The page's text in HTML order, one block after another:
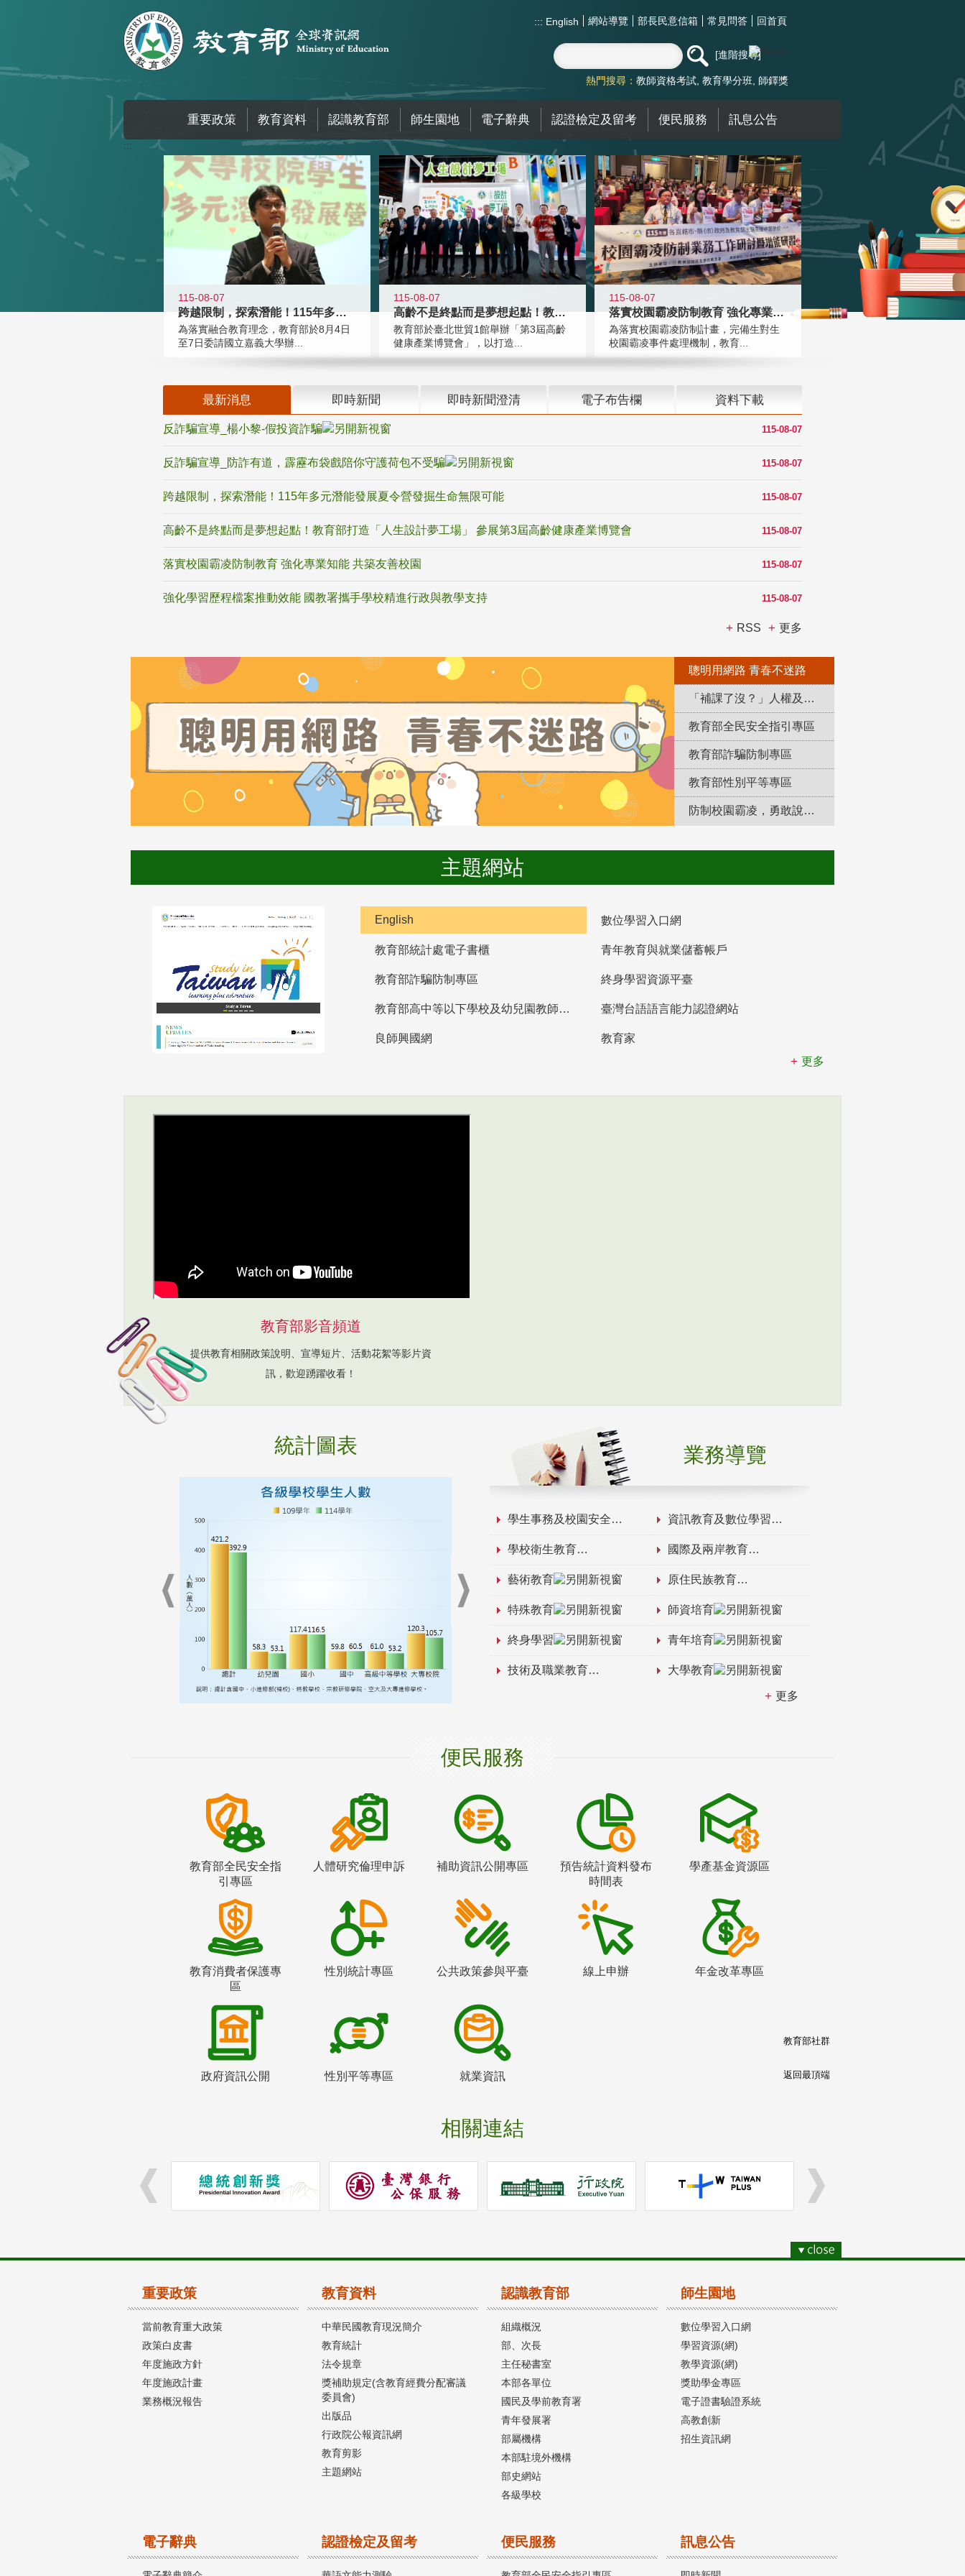
::: English 網站導覽 部長民意信箱 常見問答 回首頁
進階搜尋
熱門搜尋： 教師資格考試 教育學分班 師鐸獎
重要政策 教育資料 認識教育部 師生園地 電子辭典 認證檢定及留考 便民服務 訊息公告
:::
115-08-07
跨越限制，探索潛能！115年多元潛
為落實融合教育理念，教育部於8月4日
至7日委請國立嘉義大學辦...
115-08-07
高齡不是終點而是夢想起點！教育部打
教育部於臺北世貿1館舉辦「第3屆高齡
健康產業博覽會」，以打造...
115-08-07
落實校園霸凌防制教育 強化專業知能
為落實校園霸凌防制計畫，完備生對生
校園霸凌事件處理機制，教育...
最新消息 即時新聞 即時新聞澄清 電子布告欄 資料下載
115-08-07
反詐騙宣導_楊小黎-假投資詐騙
115-08-07
反詐騙宣導_防詐有道，霹靂布袋戲陪你守護荷包不受騙
115-08-07
跨越限制，探索潛能！115年多元潛能發展夏令營發掘生命無限可能
115-08-07
高齡不是終點而是夢想起點！教育部打造「人生設計夢工場」 參展第3屆高齡健康產業博覽會
115-08-07
落實校園霸凌防制教育 強化專業知能 共築友善校園
115-08-07
強化學習歷程檔案推動效能 國教署攜手學校精進行政與教學支持
RSS 更多
聰明用網路 青春不迷路
「補課了沒？」人權及轉型正義教育專區
教育部全民安全指引專區
教育部詐騙防制專區
教育部性別平等專區
防制校園霸凌，勇敢說出來！
主題網站
English 數位學習入口網
教育部統計處電子書櫃 青年教育與就業儲蓄帳戶
教育部詐騙防制專區 終身學習資源平臺
教育部高中等以下學校及幼兒園教師資格檢定考試 臺灣台語語言能力認證網站
良師興國網
教育家
更多
教育部影音頻道
提供教育相關政策說明、宣導短片、活動花絮等影片資
訊，歡迎踴躍收看！
統計圖表 業務導覽
學生事務及校園安全 資訊教育及數位學習
學校衛生教育 國際及兩岸教育
藝術教育 原住民族教育
特殊教育 師資培育
終身學習 青年培育
技術及職業教育 大學教育
更多
便民服務
教育部全民安全指
引專區
人體研究倫理申訴 補助資訊公開專區
預告統計資料發布
時間表
學產基金資源區
教育消費者保護專
區
性別統計專區 公共政策參與平臺 線上申辦 年金改革專區
政府資訊公開 性別平等專區 就業資訊
相關連結
教育部社群
返回最頂端
重要政策
當前教育重大政策
政策白皮書
年度施政方針
年度施政計畫
業務概況報告
教育資料
中華民國教育現況簡介
教育統計
法令規章
獎補助規定(含教育經費分配審議
委員會)
出版品
行政院公報資訊網
教育剪影
主題網站
認識教育部
組織概況
部、次長
主任秘書室
本部各單位
國民及學前教育署
青年發展署
部屬機構
本部駐境外機構
部史網站
各級學校
師生園地
數位學習入口網
學習資源(網)
教學資源(網)
獎助學金專區
電子證書驗證系統
高教創新
招生資訊網
電子辭典 認證檢定及留考 便民服務 訊息公告